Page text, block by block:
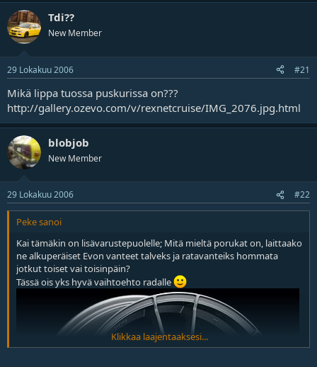
Tdi??
New Member
29 Lokakuu 2006 #21
Mikä lippa tuossa puskurissa on???
http://gallery.ozevo.com/v/rexnetcruise/IMG_2076.jpg.html
blobjob
New Member
29 Lokakuu 2006 #22
Peke sanoi
Kai tämäkin on lisävarustepuolelle; Mitä mieltä porukat on, laittaako
ne alkuperäiset Evon vanteet talveks ja ratavanteiks hommata
jotkut toiset vai toisinpäin?
Tässä ois yks hyvä vaihtoehto radalle
Klikkaa laajentaaksesi...